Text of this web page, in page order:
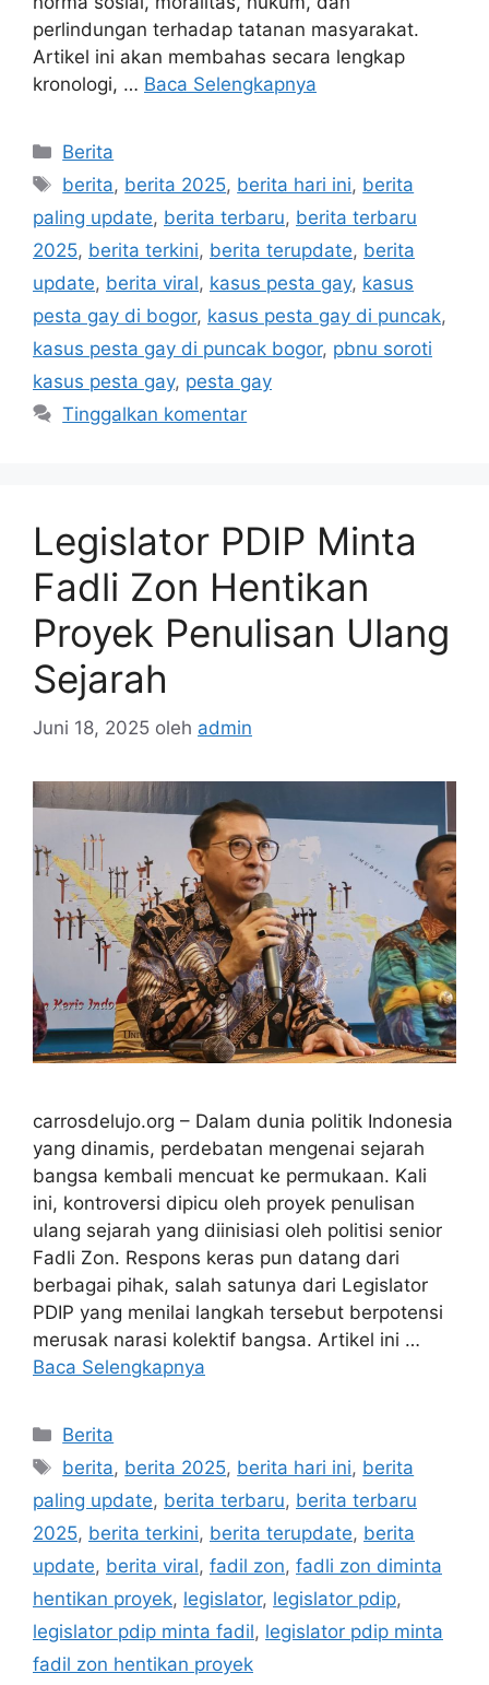
perlindungan terhadap tatanan masyarakat.
Artikel ini akan membahas secara lengkap
kronologi, … Baca Selengkapnya
Kategori
Berita
Tag
berita, berita 2025, berita hari ini, berita
paling update, berita terbaru, berita terbaru
2025, berita terkini, berita terupdate, berita
update, berita viral, kasus pesta gay, kasus
pesta gay di bogor, kasus pesta gay di puncak,
kasus pesta gay di puncak bogor, pbnu soroti
kasus pesta gay, pesta gay
Tinggalkan komentar
Legislator PDIP Minta
Fadli Zon Hentikan
Proyek Penulisan Ulang
Sejarah
Juni 18, 2025 oleh admin
carrosdelujo.org – Dalam dunia politik Indonesia
yang dinamis, perdebatan mengenai sejarah
bangsa kembali mencuat ke permukaan. Kali
ini, kontroversi dipicu oleh proyek penulisan
ulang sejarah yang diinisiasi oleh politisi senior
Fadli Zon. Respons keras pun datang dari
berbagai pihak, salah satunya dari Legislator
PDIP yang menilai langkah tersebut berpotensi
merusak narasi kolektif bangsa. Artikel ini …
Baca Selengkapnya
Kategori
Berita
Tag
berita, berita 2025, berita hari ini, berita
paling update, berita terbaru, berita terbaru
2025, berita terkini, berita terupdate, berita
update, berita viral, fadil zon, fadli zon diminta
hentikan proyek, legislator, legislator pdip,
legislator pdip minta fadil, legislator pdip minta
fadil zon hentikan proyek